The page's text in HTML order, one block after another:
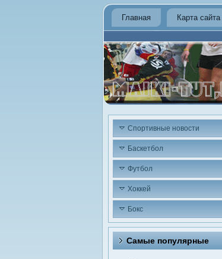
Главная Карта сайта
Спортивные новости
Баскетбол
Футбол
Хоккей
Бокс
Самые пοпулярные